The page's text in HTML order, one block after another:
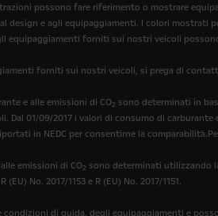
possono fare riferimento o mostrare
design e agli equipaggiamenti. I colori
equipaggiamenti forniti sui nostri veicoli
forniti sui nostri veicoli, si prega di
e alle emissioni di CO2 sono determinati in
Dal 01/09/2017 i valori di consumo di carburante
in NEDC per consentirne la
emissioni di CO2 sono determinati utilizzando
No. 2017/1153 e R (EU) No. 2017/1151.
di guida, degli equipaggiamenti e